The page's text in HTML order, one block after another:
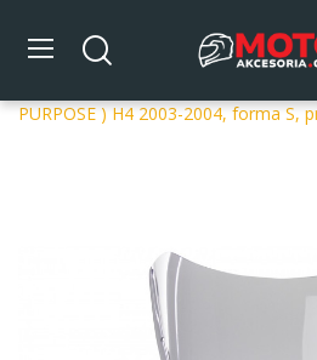
Strona główna DLA MOTOCYKLA
PURPOSE ) H4 2003-2004, forma S,